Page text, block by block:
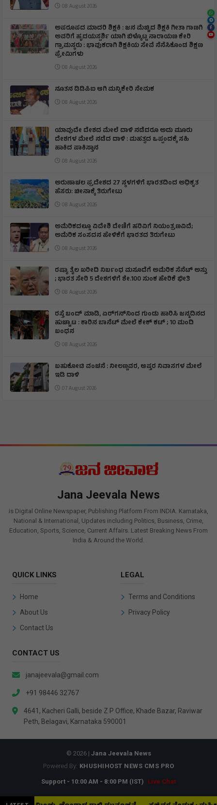
08 August 2026
ಅಪರೂಪದ ಮಾದರಿ ಶಿಕ್ಷಕಿ : ಜನ ಮೆಚ್ಚಿದ ಶಿಕ್ಷಕಿ ಗೀತಾ ಗಾಣಗಿ
ಅವರಿಗೆ ಹೃದಯಸ್ಪರ್ಶಿ ಯಾಗಿ ಬಿಳ್ಕೊಟ್ಟ ನಾರಾಯಣ ಕೇರಿ
ಗ್ರಾಮಸ್ಥರು : ಭಾವುಕರಾಗಿ ಶಿಕ್ಷಕಿಯ ಸೇವೆ ನೆನೆಸಿಕೊಂಡ ಶಿಕ್ಷಣ
ಪ್ರೇಮಿಗಳು
08 August 2026
ನೂತನ ಡಿಡಿಪಿಐ ಆಗಿ ಮನ್ನಿಕೇರಿ ನೇಮಕ
08 August 2026
ಯಾವುದೇ ದೇಶದ ಮೇಲೆ ದಾಳಿ ನಡೆದರೂ ಅದು ಮೂರು
ದೇಶಗಳ ಮೇಲೆ ನಡೆದ ದಾಳಿ : ಮಹತ್ವದ ಒಪ್ಪಂದಕ್ಕೆ ಸಹಿ
ಹಾಕಿದ ಪಾಕಿಸ್ತಾನ
08 August 2026
ಅರುಣಾಚಲ ಪ್ರದೇಶದ 27 ಸ್ಥಳಗಳಿಗೆ ಭಾರತದಿಂದ ಅಧಿಕೃತ
ಹೆಸರು: ಚೀನಾಕ್ಕೆ ತಿರುಗೇಟು
08 August 2026
ಅಮೆರಿಕದಲ್ಲೂ ವಿದೇಶಿ ದೇಣಿಗೆ ಹರಿವಿಗೆ ನಿಯಂತ್ರಣವಿದೆ;
ಅಮೆರಿಕ ಸಂಸದನ ಹೇಳಿಕೆಗೆ ಭಾರತದ ತಿರುಗೇಟು
08 August 2026
ರಷ್ಯಾ ತೈಲ ಖರೀದಿ ನಿರ್ಬಂಧ ಮಸೂದೆಗೆ ಅಮೆರಿಕ ಸೆನೆಟ್ ಅಸ್ತು
; ಭಾರತ ಸೇರಿ 5 ದೇಶಗಳಿಗೆ ಶೇ.100 ಸುಂಕ ಹೇರಿಕೆ ಭೀತಿ
08 August 2026
ರಸ್ತೆ ಬಂದ್ ಮಾಡಿ, ಏರ್‌ಗನ್‌ನಿಂದ ಗುಂಡು ಹಾರಿಸಿ ಜನ್ಮದಿನದ
ಹುಚ್ಚಾಟ : ಕಾರಿನ ಬಾನೆಟ್ ಮೇಲೆ ಕೇಕ್ ಕಟ್‌ ; 10 ಮಂದಿ
ಬಂಧನ
08 August 2026
ಬಹುಕೋಟಿ ವಂಚನೆ : ನೀಲಣ್ಣವರ, ಆಪ್ತರ ನಿವಾಸಗಳ ಮೇಲೆ
ಇಡಿ ದಾಳಿ
07 August 2026
Jana Jeevala News
is Digital Online Newspaper, Publishing Platform From INDIA. Karnataka,
National & International, Updates including Politics, Business, Crime,
Education, Sports, Science, Current Affairs. Latest Breaking News From
India & Around the World.
QUICK LINKS
Home
About Us
Contact Us
LEGAL
Terms and Conditions
Privacy Policy
CONTACT US
janajeevala@gmail.com
+91 98446 32767
4641, Kacheri Galli, beside Z P Office, Khade Bazar, Raviwar
Peth, Belagavi, Karnataka 590001
© 2026 | Jana Jeevala News
Powered By: KHUSHIHOST NEWS CMS PRO
Support - 10:00 AM - 8:00 PM (IST) Live Chat